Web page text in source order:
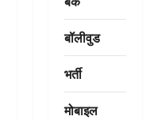
बॉलीवुड
भर्ती
मोबाइल